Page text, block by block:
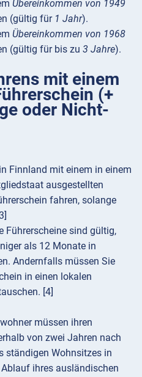
Übereinkommen von 1949
(gültig für 1 Jahr).
Übereinkommen von 1968
(gültig für bis zu 3 Jahre).
mit einem
(+
oder Nicht-
Finnland mit einem in einem
ausgestellten
fahren, solange
Führerscheine sind gültig,
als 12 Monate in
Andernfalls müssen Sie
in einen lokalen
[4]
müssen ihren
von zwei Jahren nach
ständigen Wohnsitzes in
ihres ausländischen